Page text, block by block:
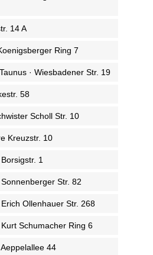
14 A
Ring 7
· Wiesbadener Str. 19
58
Scholl Str. 10
Kreuzstr. 10
1
Str. 82
Ollenhauer Str. 268
Schumacher Ring 6
44